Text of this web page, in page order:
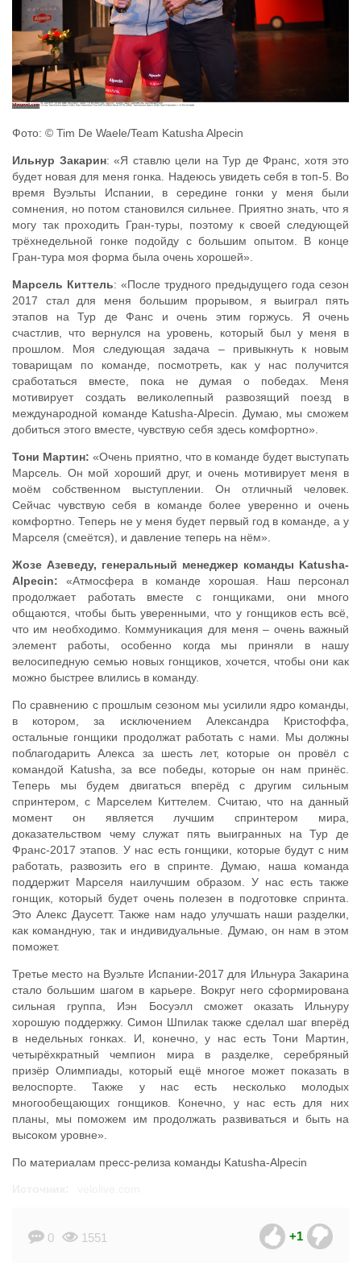
Фото: © Tim De Waele/Team Katusha Alpecin
Ильнур Закарин: «Я ставлю цели на Тур де Франс, хотя это
будет новая для меня гонка. Надеюсь увидеть себя в топ-5. Во
время Вуэльты Испании, в середине гонки у меня были
сомнения, но потом становился сильнее. Приятно знать, что я
могу так проходить Гран-туры, поэтому к своей следующей
трёхнедельной гонке подойду с большим опытом. В конце
Гран-тура моя форма была очень хорошей».
Марсель Киттель: «После трудного предыдущего года сезон
2017 стал для меня большим прорывом, я выиграл пять
этапов на Тур де Фанс и очень этим горжусь. Я очень
счастлив, что вернулся на уровень, который был у меня в
прошлом. Моя следующая задача – привыкнуть к новым
товарищам по команде, посмотреть, как у нас получится
сработаться вместе, пока не думая о победах. Меня
мотивирует создать великолепный развозящий поезд в
международной команде Katusha-Alpecin. Думаю, мы сможем
добиться этого вместе, чувствую себя здесь комфортно».
Тони Мартин: «Очень приятно, что в команде будет выступать
Марсель. Он мой хороший друг, и очень мотивирует меня в
моём собственном выступлении. Он отличный человек.
Сейчас чувствую себя в команде более уверенно и очень
комфортно. Теперь не у меня будет первый год в команде, а у
Марселя (смеётся), и давление теперь на нём».
Жозе Азеведу, генеральный менеджер команды Katusha-
Alpecin: «Атмосфера в команде хорошая. Наш персонал
продолжает работать вместе с гонщиками, они много
общаются, чтобы быть уверенными, что у гонщиков есть всё,
что им необходимо. Коммуникация для меня – очень важный
элемент работы, особенно когда мы приняли в нашу
велосипедную семью новых гонщиков, хочется, чтобы они как
можно быстрее влились в команду.
По сравнению с прошлым сезоном мы усилили ядро команды,
в котором, за исключением Александра Кристоффа,
остальные гонщики продолжат работать с нами. Мы должны
поблагодарить Алекса за шесть лет, которые он провёл с
командой Katusha, за все победы, которые он нам принёс.
Теперь мы будем двигаться вперёд с другим сильным
спринтером, с Марселем Киттелем. Считаю, что на данный
момент он является лучшим спринтером мира,
доказательством чему служат пять выигранных на Тур де
Франс-2017 этапов. У нас есть гонщики, которые будут с ним
работать, развозить его в спринте. Думаю, наша команда
поддержит Марселя наилучшим образом. У нас есть также
гонщик, который будет очень полезен в подготовке спринта.
Это Алекс Даусетт. Также нам надо улучшать наши разделки,
как командную, так и индивидуальные. Думаю, он нам в этом
поможет.
Третье место на Вуэльте Испании-2017 для Ильнура Закарина
стало большим шагом в карьере. Вокруг него сформирована
сильная группа, Иэн Босуэлл сможет оказать Ильнуру
хорошую поддержку. Симон Шпилак также сделал шаг вперёд
в недельных гонках. И, конечно, у нас есть Тони Мартин,
четырёхкратный чемпион мира в разделке, серебряный
призёр Олимпиады, который ещё многое может показать в
велоспорте. Также у нас есть несколько молодых
многообещающих гонщиков. Конечно, у нас есть для них
планы, мы поможем им продолжать развиваться и быть на
высоком уровне».
По материалам пресс-релиза команды Katusha-Alpecin
0 1551 +1